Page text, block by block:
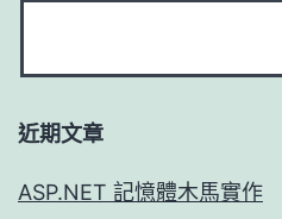
近期文章
ASP.NET 記憶體木馬實作